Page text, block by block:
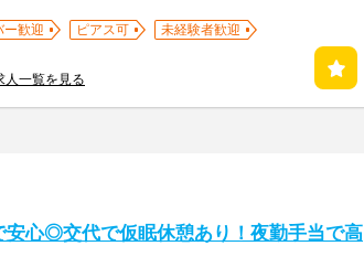
ー歓迎 ピアス可
未経験者歓迎
人一覧を見る
安心◎交代で仮眠休憩あり！夜勤手当で高